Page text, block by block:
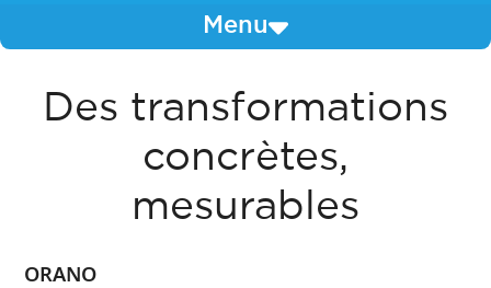
Menu
Des transformations
concrètes,
mesurables
ORANO